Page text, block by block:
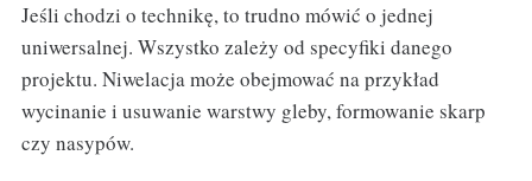
Jeśli chodzi o technikę, to trudno mówić o jednej
uniwersalnej. Wszystko zależy od specyfiki danego
projektu. Niwelacja może obejmować na przykład
wycinanie i usuwanie warstwy gleby, formowanie skarp
czy nasypów.